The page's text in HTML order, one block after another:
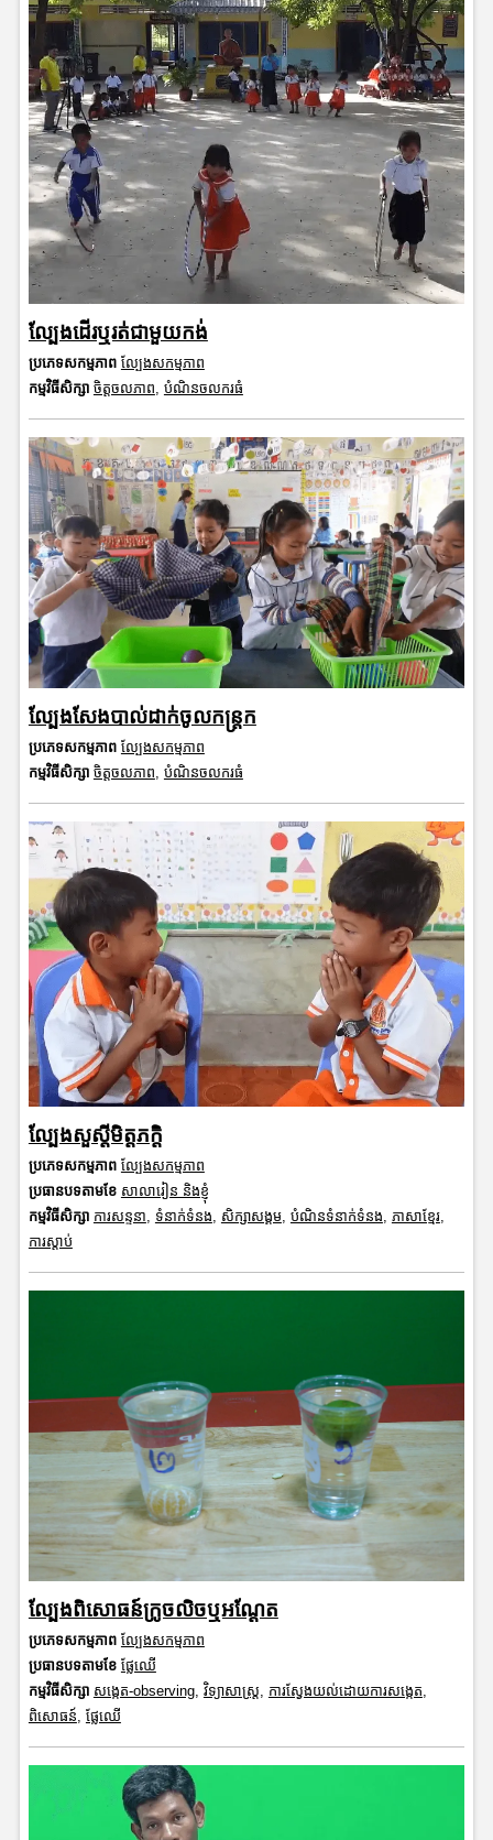
ល្បែងដើរឬរត់ជាមួយកង់
ប្រភេទសកម្មភាព ល្បែងសកម្មភាព
កម្មវិធីសិក្សា ចិត្តចលភាព, បំណិនចលករធំ
ល្បែងសែងបាល់ដាក់ចូលកន្ត្រក
ប្រភេទសកម្មភាព ល្បែងសកម្មភាព
កម្មវិធីសិក្សា ចិត្តចលភាព បំណិនចលករធំ
ល្បែងសួស្តីមិត្តភក្តិ
ប្រភេទសកម្មភាព ល្បែងសកម្មភាព
ប្រធានបទតាមខែ សាលារៀន និងខ្ញុំ
កម្មវិធីសិក្សា ការសន្ទនា ទំនាក់ទំនង សិក្សាសង្គម, បំណិនទំនាក់ទំនង ភាសាខ្មែរ,
ការស្តាប់
ល្បែងពិសោធន៍ក្រូចលិចឬអណ្តែត
ប្រភេទសកម្មភាព ល្បែងសកម្មភាព
ប្រធានបទតាមខែ ផ្លែឈើ
កម្មវិធីសិក្សា សង្កេត-observing, វិទ្យាសាស្រ្ត ការស្វែងយល់ដោយការសង្កេត
ពិសោធន៍ ផ្លែឈើ